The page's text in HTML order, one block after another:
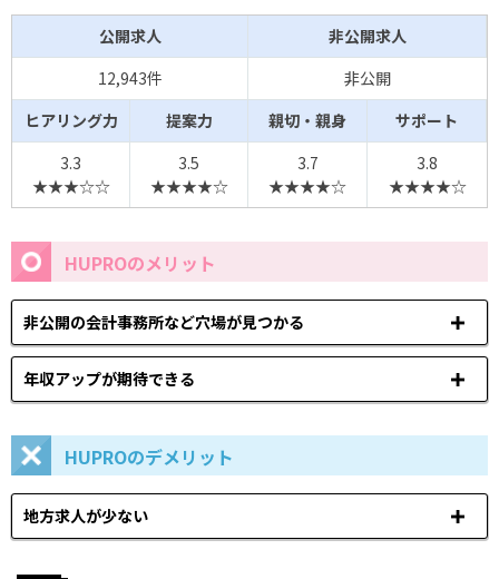
公開求人
非公開求人
12,943件
非公開
ヒアリング力
提案力 親切・親身
サポート
3.3
★★★☆☆
3.5
★★★★☆
3.7
★★★★☆
3.8
★★★★☆
HUPROのメリット
非公開の会計事務所など穴場が見つかる
年収アップが期待できる
HUPROのデメリット
地方求人が少ない